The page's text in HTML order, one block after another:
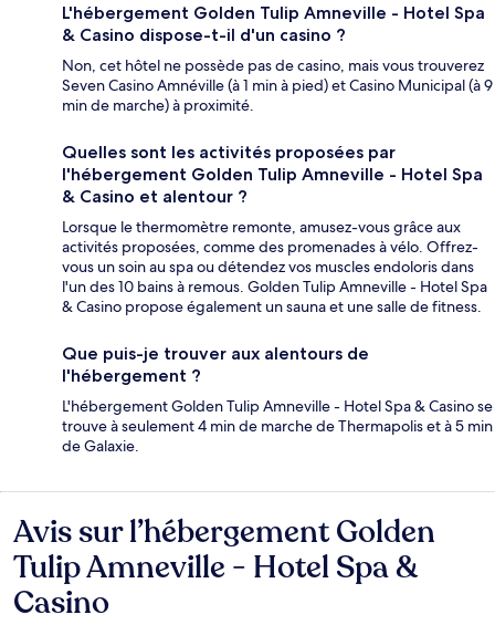
L'hébergement Golden Tulip Amneville - Hotel Spa
& Casino dispose-t-il d'un casino ?
Non, cet hôtel ne possède pas de casino, mais vous trouverez
Seven Casino Amnéville (à 1 min à pied) et Casino Municipal (à 9
min de marche) à proximité.
Quelles sont les activités proposées par
l'hébergement Golden Tulip Amneville - Hotel Spa
& Casino et alentour ?
Lorsque le thermomètre remonte, amusez-vous grâce aux
activités proposées, comme des promenades à vélo. Offrez-
vous un soin au spa ou détendez vos muscles endoloris dans
l'un des 10 bains à remous. Golden Tulip Amneville - Hotel Spa
& Casino propose également un sauna et une salle de fitness.
Que puis-je trouver aux alentours de
l'hébergement ?
L'hébergement Golden Tulip Amneville - Hotel Spa & Casino se
trouve à seulement 4 min de marche de Thermapolis et à 5 min
de Galaxie.
Avis
Avis sur l’hébergement Golden
Tulip Amneville - Hotel Spa &
Casino